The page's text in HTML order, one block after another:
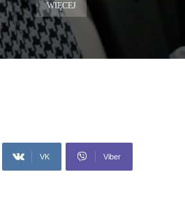
WIĘCEJ
VK Viber